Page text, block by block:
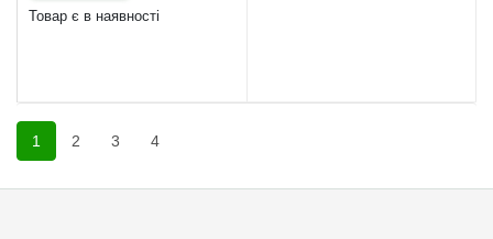
Товар є в наявності
1 2 3 4